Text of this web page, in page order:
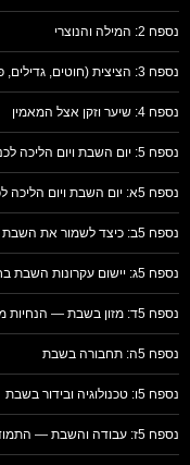
נספח 2: המילה והנוצרי
נספח 3: הציצית (חוטים, גדילים, פתילים)
נספח 4: שיער וזקן אצל המאמין
נספח 5: יום השבת ויום הליכה לכנסייה – שני דברים שונים
נספח 5א: יום השבת ויום הליכה לכנסייה – שני דברים שונים
נספח 5ב: כיצד לשמור את השבת בזמנים מודרניים
נספח 5ג: יישום עקרונות השבת בחיי היומיום
נספח 5ד: מזון בשבת — הנחיות מעשיות
נספח 5ה: תחבורה בשבת
נספח 5ו: טכנולוגיה ובידור בשבת
נספח 5ז: עבודה והשבת — התמודדות עם אתגרי העולם האמיתי